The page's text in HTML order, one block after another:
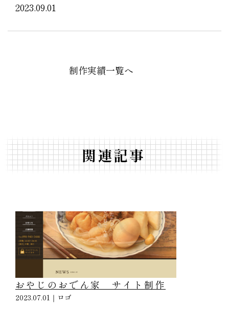
2023.09.01
制作実績一覧へ
関連記事
おやじのおでん家 サイト制作
2023.07.01｜ ロゴ